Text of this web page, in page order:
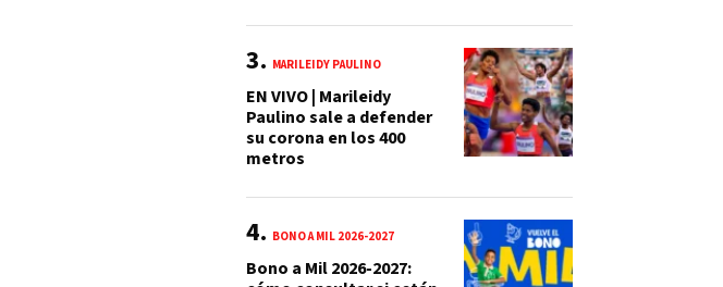
MARILEIDY PAULINO
EN VIVO | Marileidy
Paulino sale a defender
su corona en los 400
metros
BONO A MIL 2026-2027
Bono a Mil 2026-2027: